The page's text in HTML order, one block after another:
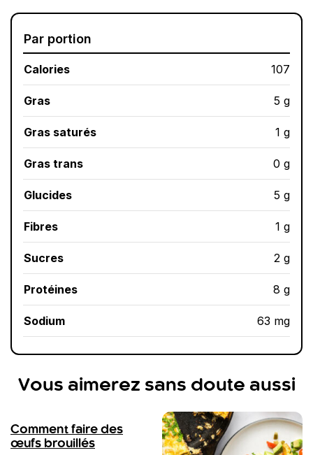
Par portion
Calories 107
Gras 5 g
Gras saturés 1 g
Gras trans 0 g
Glucides 5 g
Fibres 1 g
Sucres 2 g
Protéines 8 g
Sodium 63 mg
Vous aimerez sans doute aussi
Comment faire des
œufs brouillés